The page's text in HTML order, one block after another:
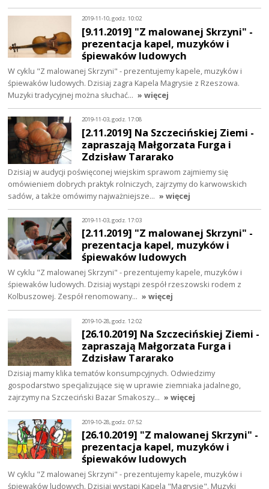
2019-11-10, godz. 10:02
[9.11.2019] "Z malowanej Skrzyni" -
prezentacja kapel, muzyków i
śpiewaków ludowych
W cyklu "Z malowanej Skrzyni" - prezentujemy kapele, muzyków i
śpiewaków ludowych. Dzisiaj zagra Kapela Magrysie z Rzeszowa.
Muzyki tradycyjnej można słuchać… » więcej
2019-11-03, godz. 17:08
[2.11.2019] Na Szczecińskiej Ziemi -
zapraszają Małgorzata Furga i
Zdzisław Tararako
Dzisiaj w audycji poświęconej wiejskim sprawom zajmiemy się
omówieniem dobrych praktyk rolniczych, zajrzymy do karwowskich
sadów, a także omówimy najważniejsze… » więcej
2019-11-03, godz. 17:03
[2.11.2019] "Z malowanej Skrzyni" -
prezentacja kapel, muzyków i
śpiewaków ludowych
W cyklu "Z malowanej Skrzyni" - prezentujemy kapele, muzyków i
śpiewaków ludowych. Dzisiaj wystąpi zespół rzeszowski rodem z
Kolbuszowej. Zespół renomowany… » więcej
2019-10-28, godz. 12:02
[26.10.2019] Na Szczecińskiej Ziemi -
zapraszają Małgorzata Furga i
Zdzisław Tararako
Dzisiaj mamy klika tematów konsumpcyjnych. Odwiedzimy
gospodarstwo specjalizujące się w uprawie ziemniaka jadalnego,
zajrzymy na Szczeciński Bazar Smakoszy… » więcej
2019-10-28, godz. 07:52
[26.10.2019] "Z malowanej Skrzyni" -
prezentacja kapel, muzyków i
śpiewaków ludowych
W cyklu "Z malowanej Skrzyni" - prezentujemy kapele, muzyków i
śpiewaków ludowych. Dzisiaj wystąpi Kapela "Magrysie". Muzyki